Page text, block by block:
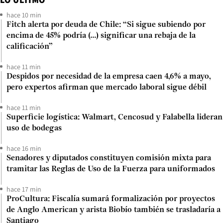
hace 10 min
Fitch alerta por deuda de Chile: “Si sigue subiendo por
encima de 45% podría (...) significar una rebaja de la
calificación”
hace 11 min
Despidos por necesidad de la empresa caen 4,6% a mayo,
pero expertos afirman que mercado laboral sigue débil
hace 11 min
Superficie logística: Walmart, Cencosud y Falabella lideran
uso de bodegas
hace 16 min
Senadores y diputados constituyen comisión mixta para
tramitar las Reglas de Uso de la Fuerza para uniformados
hace 17 min
ProCultura: Fiscalía sumará formalización por proyectos
de Anglo American y arista Biobío también se trasladaría a
Santiago